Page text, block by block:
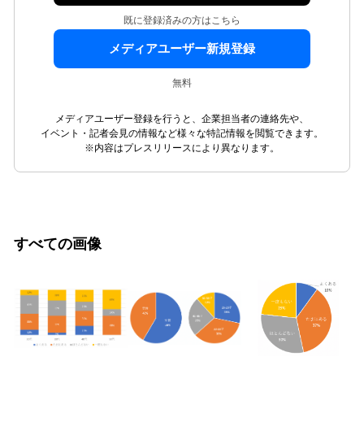
既に登録済みの方はこちら
メディアユーザー新規登録
無料
メディアユーザー登録を行うと、企業担当者の連絡先や、
イベント・記者会見の情報など様々な特記情報を閲覧できます。
※内容はプレスリリースにより異なります。
すべての画像